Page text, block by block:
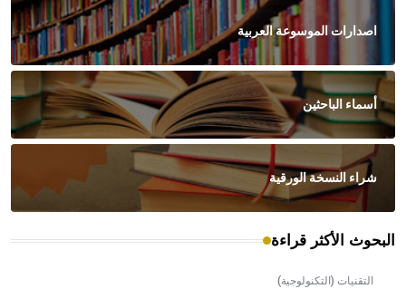
اصدارات الموسوعة العربية
أسماء الباحثين
شراء النسخة الورقية
البحوث الأكثر قراءة
التقنيات (التكنولوجية)